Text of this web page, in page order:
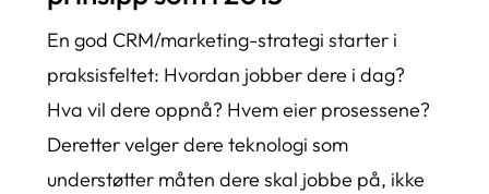
En god CRM/marketing-strategi starter i
praksisfeltet: Hvordan jobber dere i dag?
Hva vil dere oppnå? Hvem eier prosessene?
Deretter velger dere teknologi som
understøtter måten dere skal jobbe på, ikke